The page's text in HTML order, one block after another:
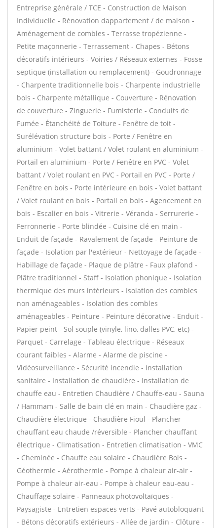
Entreprise générale / TCE - Construction de Maison
Individuelle - Rénovation dappartement / de maison -
Aménagement de combles - Terrasse tropézienne -
Petite maçonnerie - Terrassement - Chapes - Bétons
décoratifs intérieurs - Voiries / Réseaux externes - Fosse
septique (installation ou remplacement) - Goudronnage
- Charpente traditionnelle bois - Charpente industrielle
bois - Charpente métallique - Couverture - Rénovation
de couverture - Zinguerie - Fumisterie - Conduits de
Fumée - Étanchéité de Toiture - Fenêtre de toit -
Surélévation structure bois - Porte / Fenêtre en
aluminium - Volet battant / Volet roulant en aluminium -
Portail en aluminium - Porte / Fenêtre en PVC - Volet
battant / Volet roulant en PVC - Portail en PVC - Porte /
Fenêtre en bois - Porte intérieure en bois - Volet battant
/ Volet roulant en bois - Portail en bois - Agencement en
bois - Escalier en bois - Vitrerie - Véranda - Serrurerie -
Ferronnerie - Porte blindée - Cuisine clé en main -
Enduit de façade - Ravalement de façade - Peinture de
façade - Isolation par l'extérieur - Nettoyage de façade -
Habillage de façade - Plaque de plâtre - Faux plafond -
Plâtre traditionnel - Staff - Isolation phonique - Isolation
thermique des murs intérieurs - Isolation des combles
non aménageables - Isolation des combles
aménageables - Peinture - Peinture décorative - Enduit -
Papier peint - Sol souple (vinyle, lino, dalles PVC, etc) -
Parquet - Carrelage - Tableau électrique - Réseaux
courant faibles - Alarme - Alarme de piscine -
Vidéosurveillance - Sécurité incendie - Installation
sanitaire - Installation de chaudière - Installation de
chauffe eau - Entretien Chaudière / Chauffe-eau - Sauna
/ Hammam - Salle de bain clé en main - Chaudière gaz -
Chaudière électrique - Chaudière Fioul - Plancher
chauffant eau chaude /réversible - Plancher chauffant
électrique - Climatisation - Entretien climatisation - VMC
- Cheminée - Chauffe eau solaire - Chaudière Bois -
Géothermie - Aérothermie - Pompe à chaleur air-air -
Pompe à chaleur air-eau - Pompe à chaleur eau-eau -
Chauffage solaire - Panneaux photovoltaïques -
Paysagiste - Entretien espaces verts - Pavé autobloquant
- Bétons décoratifs extérieurs - Allée de jardin - Clôture -